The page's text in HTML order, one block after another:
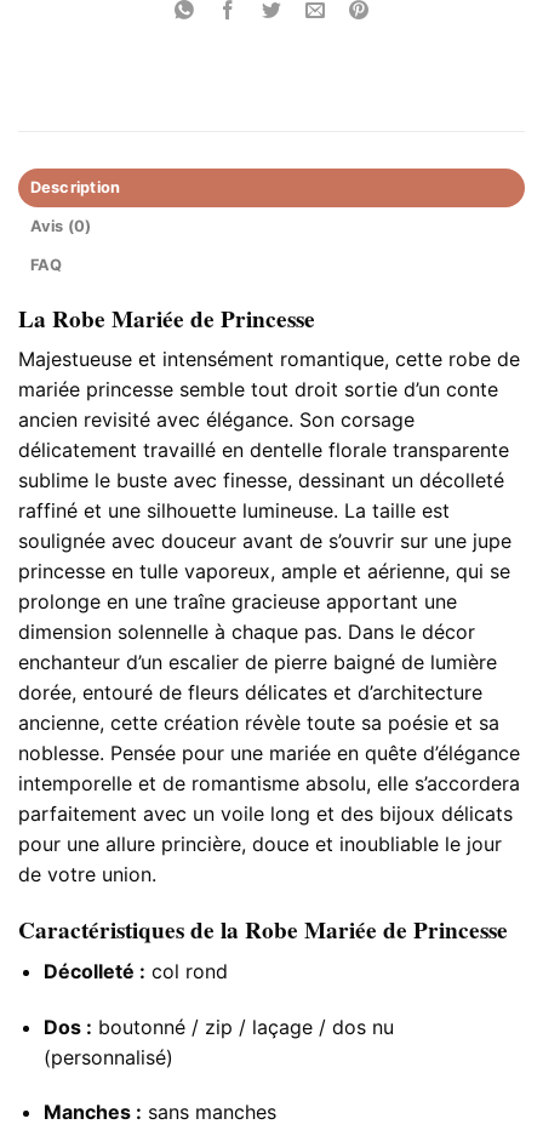
Description
Avis (0)
FAQ
La Robe Mariée de Princesse
Majestueuse et intensément romantique, cette robe de
mariée princesse semble tout droit sortie d’un conte
ancien revisité avec élégance. Son corsage
délicatement travaillé en dentelle florale transparente
sublime le buste avec finesse, dessinant un décolleté
raffiné et une silhouette lumineuse. La taille est
soulignée avec douceur avant de s’ouvrir sur une jupe
princesse en tulle vaporeux, ample et aérienne, qui se
prolonge en une traîne gracieuse apportant une
dimension solennelle à chaque pas. Dans le décor
enchanteur d’un escalier de pierre baigné de lumière
dorée, entouré de fleurs délicates et d’architecture
ancienne, cette création révèle toute sa poésie et sa
noblesse. Pensée pour une mariée en quête d’élégance
intemporelle et de romantisme absolu, elle s’accordera
parfaitement avec un voile long et des bijoux délicats
pour une allure princière, douce et inoubliable le jour
de votre union.
Caractéristiques de la Robe Mariée de Princesse
Décolleté : col rond
Dos : boutonné / zip / laçage / dos nu
(personnalisé)
Manches : sans manches